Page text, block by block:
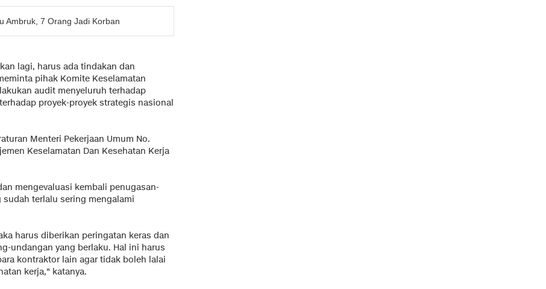
Ambruk, 7 Orang Jadi Korban
lagi, harus ada tindakan dan
pihak Komite Keselamatan
audit menyeluruh terhadap
proyek-proyek strategis nasional
Menteri Pekerjaan Umum No.
Keselamatan Dan Kesehatan Kerja
mengevaluasi kembali penugasan-
sudah terlalu sering mengalami
harus diberikan peringatan keras dan
undangan yang berlaku. Hal ini harus
kontraktor lain agar tidak boleh lalai
kerja," katanya.